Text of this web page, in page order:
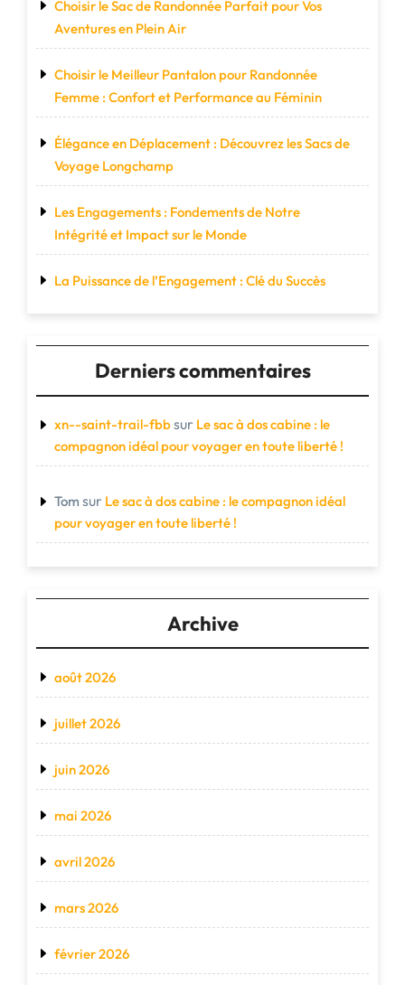
Choisir le Sac de Randonnée Parfait pour Vos
Aventures en Plein Air
Choisir le Meilleur Pantalon pour Randonnée
Femme : Confort et Performance au Féminin
Élégance en Déplacement : Découvrez les Sacs de
Voyage Longchamp
Les Engagements : Fondements de Notre
Intégrité et Impact sur le Monde
La Puissance de l’Engagement : Clé du Succès
Derniers commentaires
xn--saint-trail-fbbsur Le sac à dos cabine : le
compagnon idéal pour voyager en toute liberté !
Tom sur Le sac à dos cabine : le compagnon idéal
pour voyager en toute liberté !
Archive
août 2026
juillet 2026
juin 2026
mai 2026
avril 2026
mars 2026
février 2026